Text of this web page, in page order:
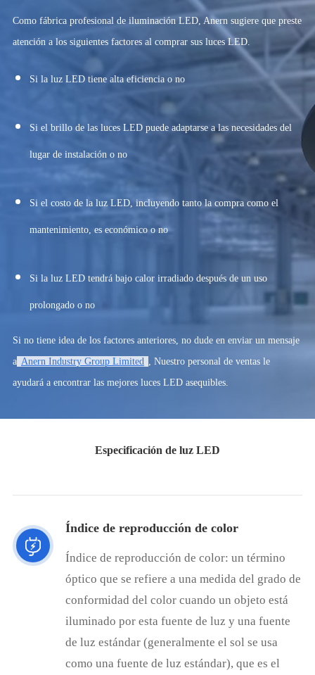
integrada de alta eficiencia en la que el chip LED está conectado
directamente a un sustrato de metal espejo de alta reflectividad. Esta
tecnología elimina el concepto de soporte, sin galvanoplastia, reflujo y
Como fábrica profesional de iluminación LED, Anern sugiere que preste
atención a los siguientes factores al comprar sus luces LED.
Si la luz LED tiene alta eficiencia o no
Si el brillo de las luces LED puede adaptarse a las necesidades del
lugar de instalación o no
Si el costo de la luz LED, incluyendo tanto la compra como el
mantenimiento, es económico o no
Si la luz LED tendrá bajo calor irradiado después de un uso
prolongado o no
Si no tiene idea de los factores anteriores, no dude en enviar un mensaje
a Anern Industry Group Limited , Nuestro personal de ventas le
ayudará a encontrar las mejores luces LED asequibles.
Especificación de luz LED
Índice de reproducción de color
Índice de reproducción de color: un término
óptico que se refiere a una medida del grado de
conformidad del color cuando un objeto está
iluminado por esta fuente de luz y una fuente
de luz estándar (generalmente el sol se usa
como una fuente de luz estándar), que es el